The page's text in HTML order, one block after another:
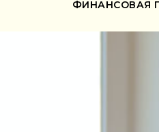
ФИНАНСОВАЯ